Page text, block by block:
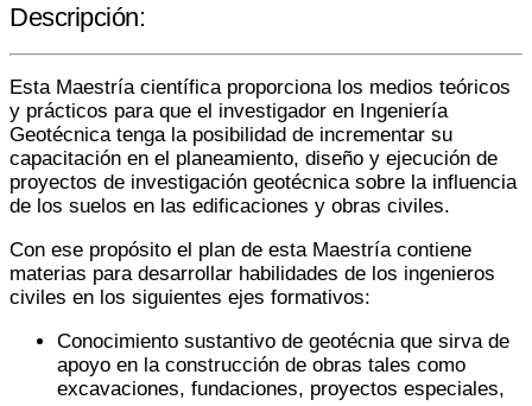
Descripción:
Esta Maestría científica proporciona los medios teóricos
y prácticos para que el investigador en Ingeniería
Geotécnica tenga la posibilidad de incrementar su
capacitación en el planeamiento, diseño y ejecución de
proyectos de investigación geotécnica sobre la influencia
de los suelos en las edificaciones y obras civiles.
Con ese propósito el plan de esta Maestría contiene
materias para desarrollar habilidades de los ingenieros
civiles en los siguientes ejes formativos:
Conocimiento sustantivo de geotécnia que sirva de
apoyo en la construcción de obras tales como
excavaciones, fundaciones, proyectos especiales,